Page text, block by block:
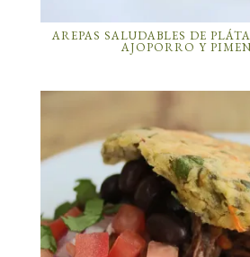
AREPAS SALUDABLES DE
AJOPORRO Y